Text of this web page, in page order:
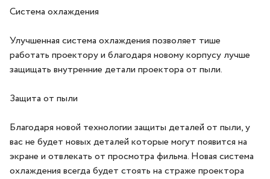
Система охлаждения
Улучшенная система охлаждения позволяет тише
работать проектору и благодаря новому корпусу лучше
защищать внутренние детали проектора от пыли.
Защита от пыли
Благодаря новой технологии защиты деталей от пыли, у
вас не будет новых деталей которые могут появится на
экране и отвлекать от просмотра фильма. Новая система
охлаждения всегда будет стоять на страже проектора